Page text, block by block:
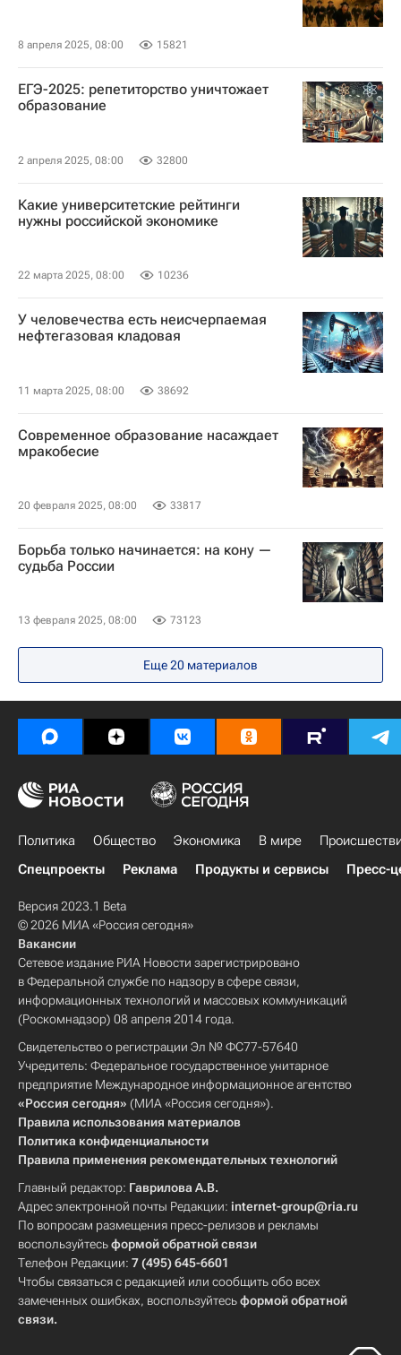
8 апреля 2025, 08:00 15821
ЕГЭ-2025: репетиторство уничтожает
образование
2 апреля 2025, 08:00 32800
Какие университетские рейтинги
нужны российской экономике
22 марта 2025, 08:00 10236
У человечества есть неисчерпаемая
нефтегазовая кладовая
11 марта 2025, 08:00 38692
Современное образование насаждает
мракобесие
20 февраля 2025, 08:00 33817
Борьба только начинается: на кону —
судьба России
13 февраля 2025, 08:00 73123
Еще20 материалов
Политика Общество Экономика В мире
Спецпроекты
Реклама Продукты и сервисы Пресс-
Версия 2023.1 Beta
© 2026 МИА «Россия сегодня»
Вакансии
Сетевое издание РИА Новости зарегистрировано
в Федеральной службе по надзору в сфере связи,
информационных технологий и массовых коммуникаций
(Роскомнадзор) 08 апреля 2014 года.
Свидетельство о регистрации Эл № ФС77-57640
Учредитель: Федеральное государственное унитарное
предприятие Международное информационное агентство
«Россия сегодня» (МИА «Россия сегодня»).
Правила использования материалов
Политика конфиденциальности
Правила применения рекомендательных технологий
Главный редактор: Гаврилова А.В.
Адрес электронной почты Редакции: internet-group@ria.ru
По вопросам размещения пресс-релизов и рекламы
воспользуйтесьформой обратной связи
Телефон Редакции: 7 (495) 645-6601
Чтобы связаться с редакцией или сообщить обо всех
замеченных ошибках, воспользуйтесьформой обратной
связи.